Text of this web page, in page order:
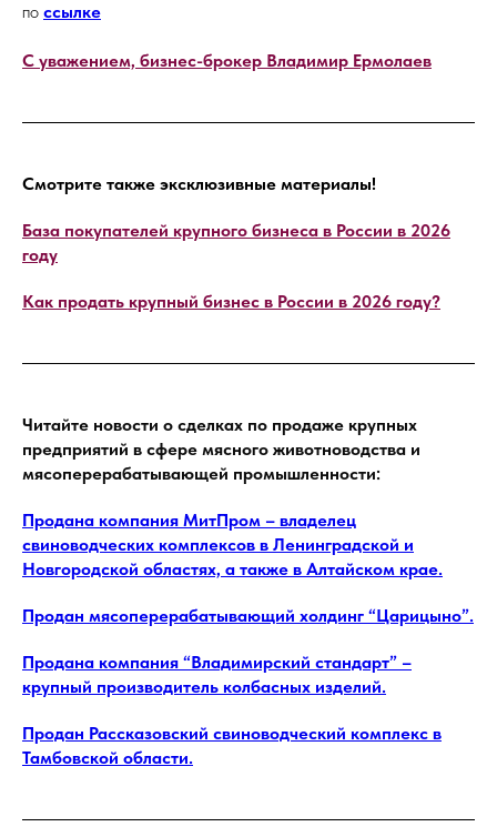
по ссылке
С уважением, бизнес-брокер Владимир Ермолаев
Смотрите также эксклюзивные материалы!
База покупателей крупного бизнеса в России в 2026
году
Как продать крупный бизнес в России в 2026 году?
Читайте новости о cделках по продаже крупных
предприятий в сфере мясного животноводства и
мясоперерабатывающей промышленности:
Продана компания МитПром – владелец
свиноводческих комплексов в Ленинградской и
Новгородской областях, а также в Алтайском крае.
Продан мясоперерабатывающий холдинг “Царицыно”.
Продана компания “Владимирский стандарт” –
крупный производитель колбасных изделий.
Продан Рассказовский свиноводческий комплекс в
Тамбовской области.